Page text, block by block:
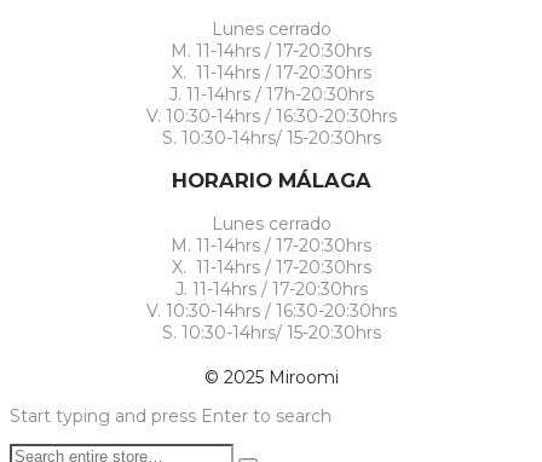
Lunes cerrado
M. 11-14hrs / 17-20:30hrs
X. 11-14hrs / 17-20:30hrs
J. 11-14hrs / 17h-20:30hrs
V. 10:30-14hrs / 16:30-20:30hrs
S. 10:30-14hrs/ 15-20:30hrs
HORARIO MÁLAGA
Lunes cerrado
M. 11-14hrs / 17-20:30hrs
X. 11-14hrs / 17-20:30hrs
J. 11-14hrs / 17-20:30hrs
V. 10:30-14hrs / 16:30-20:30hrs
S. 10:30-14hrs/ 15-20:30hrs
© 2025 Miroomi
Start typing and press Enter to search